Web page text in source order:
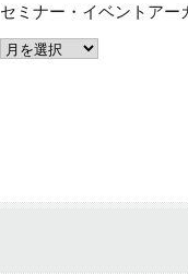
セミナー・イベントアー